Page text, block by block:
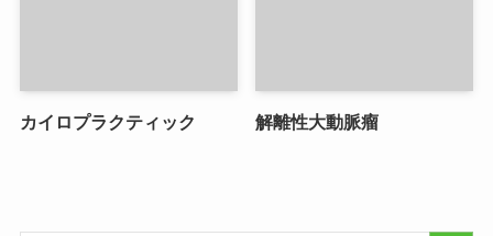
カイロプラクティック 解離性大動脈瘤